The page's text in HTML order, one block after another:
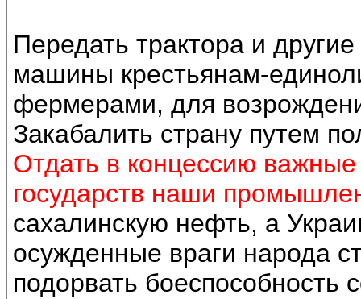
Передать трактора и
машины крестьянам-
фермерами, для
Закабалить страну путем
Отдать в концессию
государств наши
сахалинскую нефть, а
осужденные враги народа
подорвать боеспособность